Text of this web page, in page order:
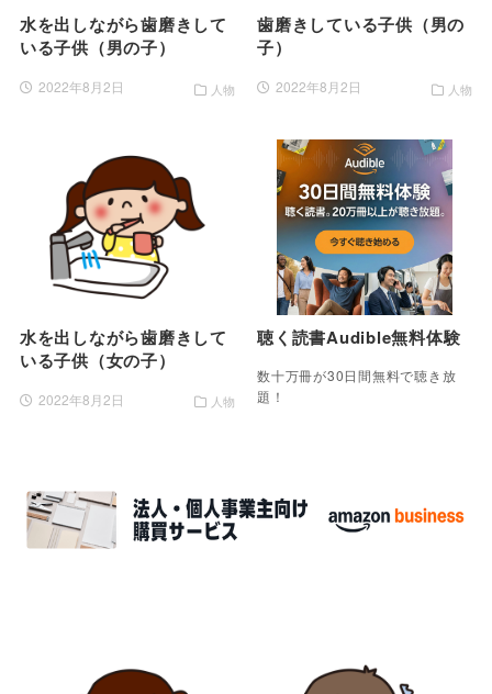
水を出しながら歯磨きして
いる子供（男の子）
2022年8月2日 人物
歯磨きしている子供（男の
子）
2022年8月2日 人物
水を出しながら歯磨きして
いる子供（女の子）
2022年8月2日 人物
聴く読書Audible無料体験
数十万冊が30日間無料で聴き放
題！